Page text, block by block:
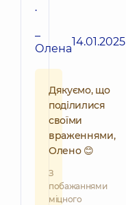
.
–
Олена14.01.2025
Дякуємо, що
поділилися
своїми
враженнями,
Олено 😊
З
побажаннями
міцного